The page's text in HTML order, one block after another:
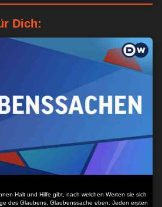
Dich:
Halt und Hilfe gibt, nach welchen Werten sie sich
des Glaubens, Glaubenssache eben. Jeden ersten